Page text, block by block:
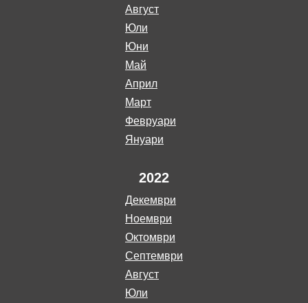
август
юли
юни
май
април
март
февруари
януари
2022
декември
ноември
октомври
септември
август
юли